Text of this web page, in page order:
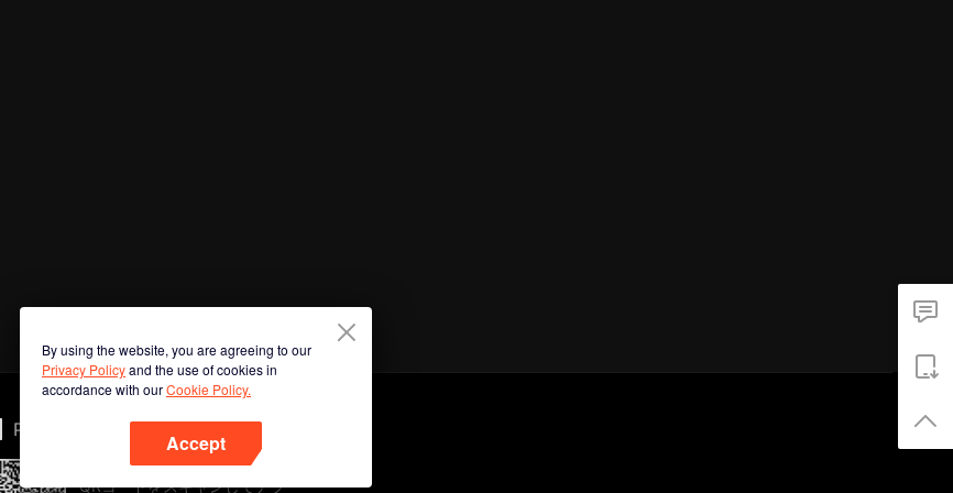
By using the website, you are agreeing to our
Privacy Policyand the use of cookies in
accordance with ourCookie Policy.
Accept
Phone
QRコードをスキャンしてアプ